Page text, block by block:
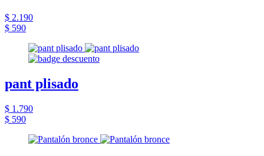
$ 2.190
$ 590
pant plisado
$ 1.790
$ 590